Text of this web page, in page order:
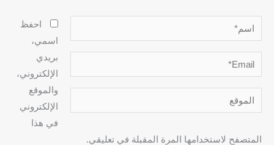
اسم*
Email*
الموقع
احفظ
اسمي،
بريدي
الإلكتروني،
والموقع
الإلكتروني
في هذا
المتصفح لاستخدامها المرة المقبلة في تعليقي.